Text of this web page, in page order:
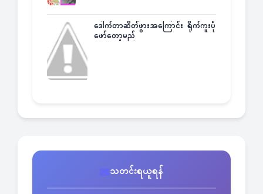
ဒေါက်တာဆိတ်ဖွားအကြောင်း ရိုက်ကူးပုံ
ဖော်တော့မည်
သတင်းရယူရန်